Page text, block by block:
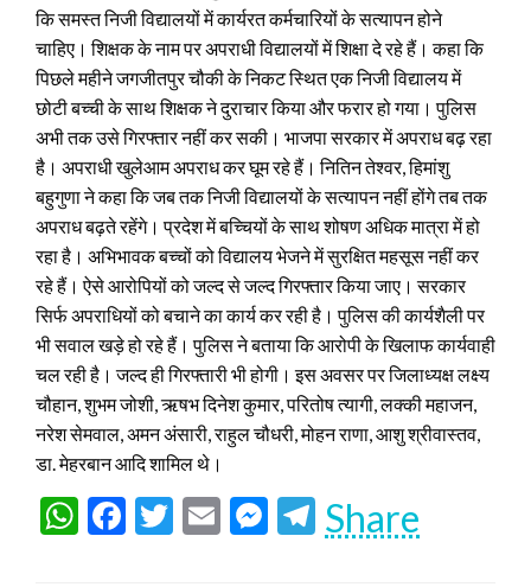
कि समस्त निजी विद्यालयों में कार्यरत कर्मचारियों के सत्यापन होने
चाहिए। शिक्षक के नाम पर अपराधी विद्यालयों में शिक्षा दे रहे हैं। कहा कि
पिछले महीने जगजीतपुर चौकी के निकट स्थित एक निजी विद्यालय में
छोटी बच्ची के साथ शिक्षक ने दुराचार किया और फरार हो गया। पुलिस
अभी तक उसे गिरफ्तार नहीं कर सकी। भाजपा सरकार में अपराध बढ़ रहा
है। अपराधी खुलेआम अपराध कर घूम रहे हैं। नितिन तेश्वर, हिमांशु
बहुगुणा ने कहा कि जब तक निजी विद्यालयों के सत्यापन नहीं होंगे तब तक
अपराध बढ़ते रहेंगे। प्रदेश में बच्चियों के साथ शोषण अधिक मात्रा में हो
रहा है। अभिभावक बच्चों को विद्यालय भेजने में सुरक्षित महसूस नहीं कर
रहे हैं। ऐसे आरोपियों को जल्द से जल्द गिरफ्तार किया जाए। सरकार
सिर्फ अपराधियों को बचाने का कार्य कर रही है। पुलिस की कार्यशैली पर
भी सवाल खड़े हो रहे हैं। पुलिस ने बताया कि आरोपी के खिलाफ कार्यवाही
चल रही है। जल्द ही गिरफ्तारी भी होगी। इस अवसर पर जिलाध्यक्ष लक्ष्य
चौहान, शुभम जोशी, ऋषभ दिनेश कुमार, परितोष त्यागी, लक्की महाजन,
नरेश सेमवाल, अमन अंसारी, राहुल चौधरी, मोहन राणा, आशु श्रीवास्तव,
डा. मेहरबान आदि शामिल थे।
WhatsApp
Facebook
Twitter
EmailMessenger
Telegram
Share